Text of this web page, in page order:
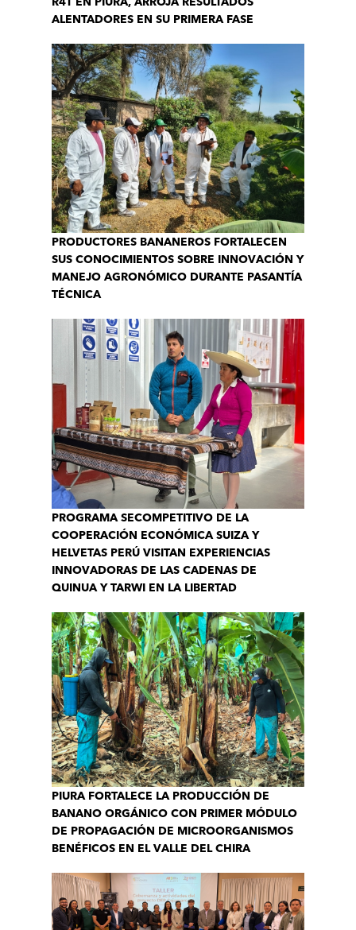
ALENTADORES EN SU PRIMERA FASE
PRODUCTORES BANANEROS FORTALECEN
SUS CONOCIMIENTOS SOBRE INNOVACIÓN Y
MANEJO AGRONÓMICO DURANTE PASANTÍA
TÉCNICA
PROGRAMA SECOMPETITIVO DE LA
COOPERACIÓN ECONÓMICA SUIZA Y
HELVETAS PERÚ VISITAN EXPERIENCIAS
INNOVADORAS DE LAS CADENAS DE
QUINUA Y TARWI EN LA LIBERTAD
PIURA FORTALECE LA PRODUCCIÓN DE
BANANO ORGÁNICO CON PRIMER MÓDULO
DE PROPAGACIÓN DE MICROORGANISMOS
BENÉFICOS EN EL VALLE DEL CHIRA